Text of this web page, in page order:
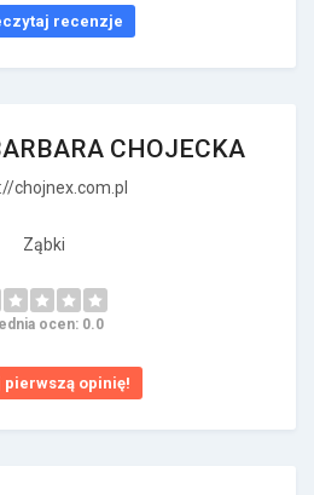
recenzje
CHOJECKA
chojnex.com.pl
Ząbki
ocen: 0.0
pierwszą opinię!